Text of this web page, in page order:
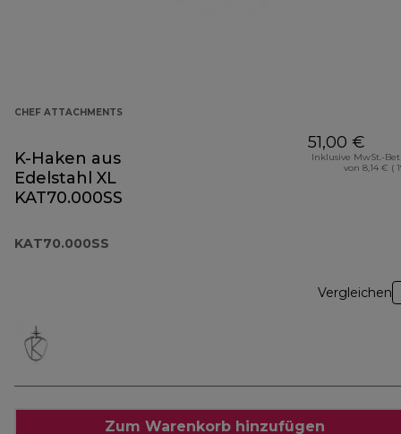
CHEF ATTACHMENTS
K-Haken aus
Edelstahl XL
KAT70.000SS
KAT70.000SS
51,00 €
Inklusive MwSt.-
von 8,14 € (
Vergleichen
Zum Warenkorb hinzufügen